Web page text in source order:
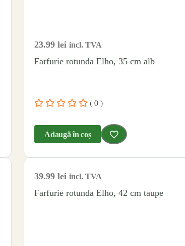
23.99lei incl. TVA
Farfurie rotunda Elho, 35 cm alb
( 0 )
Adaugă în coș
39.99lei incl. TVA
Farfurie rotunda Elho, 42 cm taupe